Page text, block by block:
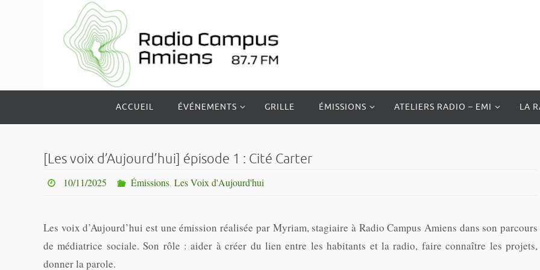
le
ACCUEIL ÉVÉNEMENTS GRILLE ÉMISSIONS ATELIERS RADIO – EMI LA
[Les voix d’Aujourd’hui] épisode 1 : Cité Carter
10/11/2025 Émissions, Les Voix d'Aujourd'hui
Les voix d’Aujourd’hui est une émission réalisée par Myriam, stagiaire à Radio Campus Amiens dans son parcours
de médiatrice sociale. Son rôle : aider à créer du lien entre les habitants et la radio, faire connaître les projets,
donner la parole.